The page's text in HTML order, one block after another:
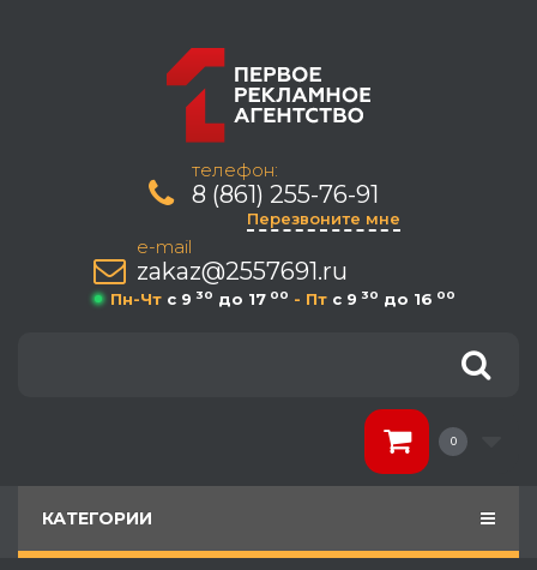
телефон:
8 (861) 255-76-91
Перезвоните мне
e-mail
zakaz@2557691.ru
Пн-Чт c 9 30 до 17 00 - Пт c 9 30 до 16 00
0
КАТЕГОРИИ